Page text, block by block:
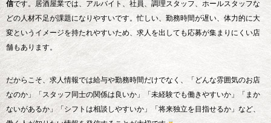
信です。居酒屋業では、アルバイト、社員、調理スタッフ、ホールスタッフな
どの人材不足が課題になりやすいです。忙しい、勤務時間が遅い、体力的に大
変というイメージを持たれやすいため、求人を出しても応募が集まりにくい店
舗もあります。
だからこそ、求人情報では給与や勤務時間だけでなく、「どんな雰囲気のお店
なのか」「スタッフ同士の関係は良いか」「未経験でも働きやすいか」「まか
ないがあるか」「シフトは相談しやすいか」「将来独立を目指せるか」など、